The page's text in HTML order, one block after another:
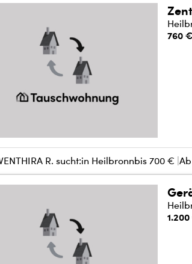
760 €
R. sucht:in Heilbronnbis 700 €